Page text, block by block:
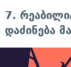
7.
დაძინება